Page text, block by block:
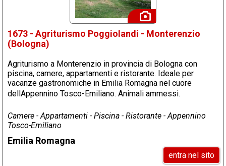
1673 - Agriturismo Poggiolandi - Monterenzio
(Bologna)
Agriturismo a Monterenzio in provincia di Bologna con
piscina, camere, appartamenti e ristorante. Ideale per
vacanze gastronomiche in Emilia Romagna nel cuore
dellAppennino Tosco-Emiliano. Animali ammessi.
Camere - Appartamenti - Piscina - Ristorante - Appennino
Tosco-Emiliano
Emilia Romagna
entra nel sito